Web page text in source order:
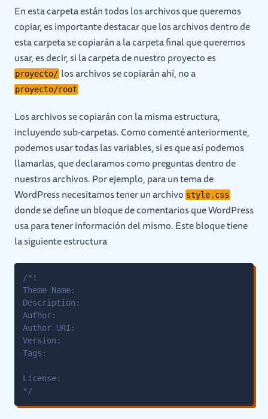
En esta carpeta están todos los archivos que queremos
copiar, es importante destacar que los archivos dentro de
esta carpeta se copiarán a la carpeta final que queremos
usar, es decir, si la carpeta de nuestro proyecto es
proyecto/los archivos se copiarán ahí, no a
proyecto/root
Los archivos se copiarán con la misma estructura,
incluyendo sub-carpetas. Como comenté anteriormente,
podemos usar todas las variables, si es que así podemos
llamarlas, que declaramos como preguntas dentro de
nuestros archivos. Por ejemplo, para un tema de
WordPress necesitamos tener un archivo style.css
donde se define un bloque de comentarios que WordPress
usa para tener información del mismo. Este bloque tiene
la siguiente estructura